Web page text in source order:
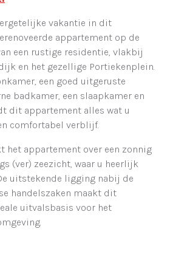
vakantie in dit
appartement op de
een rustige residentie, vlakbij
en het gezellige Portiekenplein.
een goed uitgeruste
badkamer, een slaapkamer en
dit appartement alles wat u
comfortabel verblijf.
het appartement over een zonnig
(ver) zeezicht, waar u heerlijk
uitstekende ligging nabij de
handelszaken maakt dit
uitvalsbasis voor het